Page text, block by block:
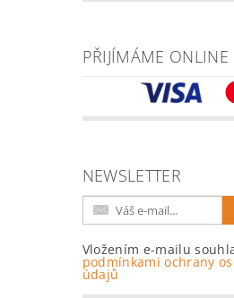
PŘIJÍMÁME ONLINE
NEWSLETTER
Vložením e-mailu
podmínkami ochrany
údajů